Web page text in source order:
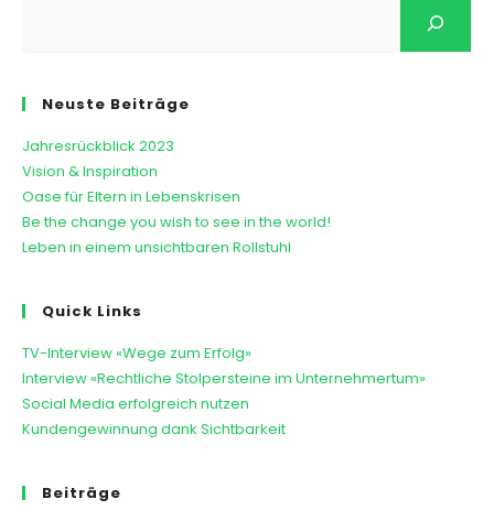
Neuste Beiträge
Jahresrückblick 2023
Vision & Inspiration
Oase für Eltern in Lebenskrisen
Be the change you wish to see in the world!
Leben in einem unsichtbaren Rollstuhl
Quick Links
TV-Interview «Wege zum Erfolg»
Interview «Rechtliche Stolpersteine im Unternehmertum»
Social Media erfolgreich nutzen
Kundengewinnung dank Sichtbarkeit
Beiträge